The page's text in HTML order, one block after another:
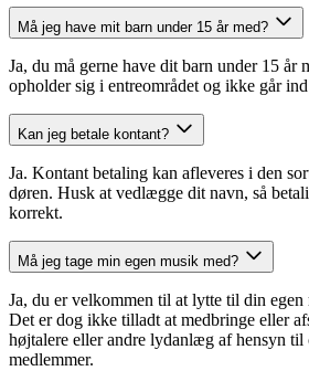
Må jeg have mit barn under 15 år med?
Ja, du må gerne have dit barn under 15 år
opholder sig i entreområdet og ikke går
Kan jeg betale kontant?
Ja. Kontant betaling kan afleveres i den
døren. Husk at vedlægge dit navn, så
korrekt.
Må jeg tage min egen musik med?
Ja, du er velkommen til at lytte til din egen
Det er dog ikke tilladt at medbringe eller
højtalere eller andre lydanlæg af hensyn til
medlemmer.